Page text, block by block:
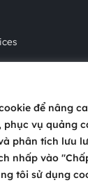
để nâng
phục vụ quảng
phân tích lưu
nhấp vào
tôi sử dụng
Pte.